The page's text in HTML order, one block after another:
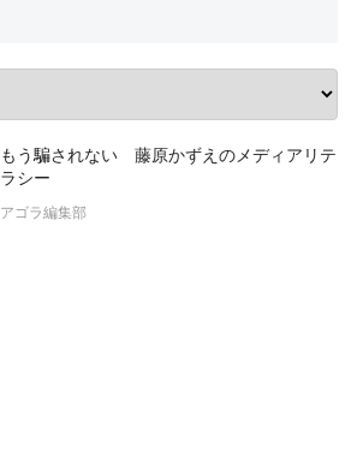
もう騙されない 藤原かずえのメディアリテ
ラシー
アゴラ編集部